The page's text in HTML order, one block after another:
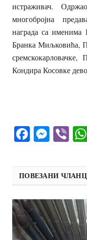
истраживач.
многобројна
награда са
Бранка Миљковића,
Кондира Косовке
Љ.
ПОВЕЗАНИ